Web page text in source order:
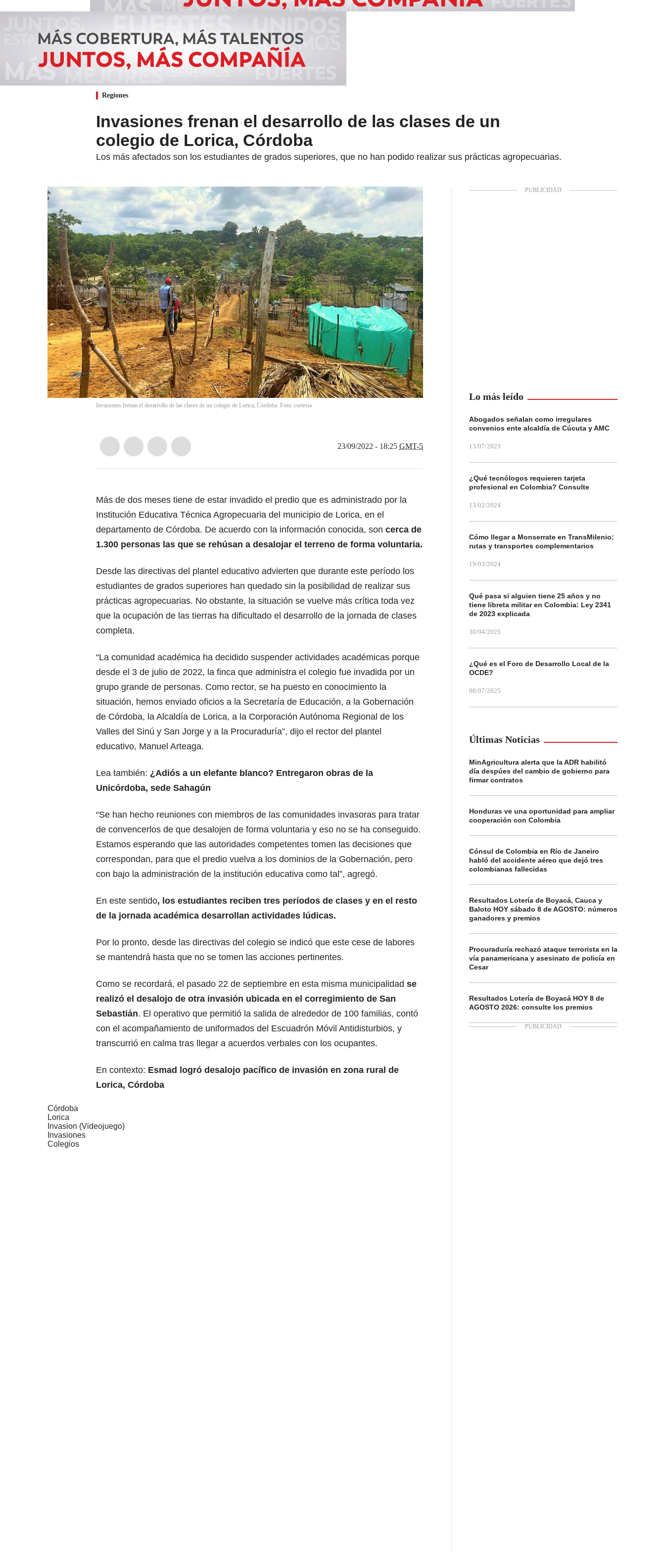
Regiones
Invasiones frenan el desarrollo de las clases de un
colegio de Lorica, Córdoba
Los más afectados son los estudiantes de grados superiores, que no han podido realizar sus prácticas agropecuarias.
Invasiones frenan el desarrollo de las clases de un colegio de Lorica, Córdoba. Foto: cortesía
23/09/2022 - 18:25 GMT-5
Más de dos meses tiene de estar invadido el predio que es administrado por la
Institución Educativa Técnica Agropecuaria del municipio de Lorica, en el
departamento de Córdoba. De acuerdo con la información conocida, son cerca de
1.300 personas las que se rehúsan a desalojar el terreno de forma voluntaria.
Desde las directivas del plantel educativo advierten que durante este período los
estudiantes de grados superiores han quedado sin la posibilidad de realizar sus
prácticas agropecuarias. No obstante, la situación se vuelve más crítica toda vez
que la ocupación de las tierras ha dificultado el desarrollo de la jornada de clases
completa.
“La comunidad académica ha decidido suspender actividades académicas porque
desde el 3 de julio de 2022, la finca que administra el colegio fue invadida por un
grupo grande de personas. Como rector, se ha puesto en conocimiento la
situación, hemos enviado oficios a la Secretaría de Educación, a la Gobernación
de Córdoba, la Alcaldía de Lorica, a la Corporación Autónoma Regional de los
Valles del Sinú y San Jorge y a la Procuraduría”, dijo el rector del plantel
educativo, Manuel Arteaga.
Lea también: ¿Adiós a un elefante blanco? Entregaron obras de la
Unicórdoba, sede Sahagún
“Se han hecho reuniones con miembros de las comunidades invasoras para tratar
de convencerlos de que desalojen de forma voluntaria y eso no se ha conseguido.
Estamos esperando que las autoridades competentes tomen las decisiones que
correspondan, para que el predio vuelva a los dominios de la Gobernación, pero
con bajo la administración de la institución educativa como tal”, agregó.
En este sentido, los estudiantes reciben tres períodos de clases y en el resto
de la jornada académica desarrollan actividades lúdicas.
Por lo pronto, desde las directivas del colegio se indicó que este cese de labores
se mantendrá hasta que no se tomen las acciones pertinentes.
Como se recordará, el pasado 22 de septiembre en esta misma municipalidad se
realizó el desalojo de otra invasión ubicada en el corregimiento de San
Sebastián. El operativo que permitió la salida de alrededor de 100 familias, contó
con el acompañamiento de uniformados del Escuadrón Móvil Antidisturbios, y
transcurrió en calma tras llegar a acuerdos verbales con los ocupantes.
En contexto: Esmad logró desalojo pacífico de invasión en zona rural de
Lorica, Córdoba
Córdoba
Lorica
Invasion (Videojuego)
Invasiones
Colegios
Lo más leído
Abogados señalan como irregulares
convenios ente alcaldía de Cúcuta y AMC
13/07/2023
¿Qué tecnólogos requieren tarjeta
profesional en Colombia? Consulte
13/02/2024
Cómo llegar a Monserrate en TransMilenio:
rutas y transportes complementarios
19/03/2024
Qué pasa si alguien tiene 25 años y no
tiene libreta militar en Colombia: Ley 2341
de 2023 explicada
30/04/2025
¿Qué es el Foro de Desarrollo Local de la
OCDE?
08/07/2025
Últimas Noticias
MinAgricultura alerta que la ADR habilitó
día despúes del cambio de gobierno para
firmar contratos
Honduras ve una oportunidad para ampliar
cooperación con Colombia
Cónsul de Colombia en Río de Janeiro
habló del accidente aéreo que dejó tres
colombianas fallecidas
Resultados Lotería de Boyacá, Cauca y
Baloto HOY sábado 8 de AGOSTO: números
ganadores y premios
Procuraduría rechazó ataque terrorista en la
vía panamericana y asesinato de policía en
Cesar
Resultados Lotería de Boyacá HOY 8 de
AGOSTO 2026: consulte los premios